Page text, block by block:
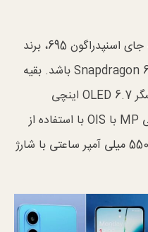
انتظار می رود Nord CE4 Lite به جای اسنپدراگون 695، برند
Oppo K12x با چیپست Snapdragon 6s Gen 3 باشد. بقیه
مشخصات باید یکسان باشد: نمایشگر OLED 6.7 اینچی
(FHD+ 120Hz)، 50 دوربین اصلی MP با OIS با استفاده از
سنسور Sony LYT-600 و باتری 5500 میلی آمپر ساعتی با شارژ